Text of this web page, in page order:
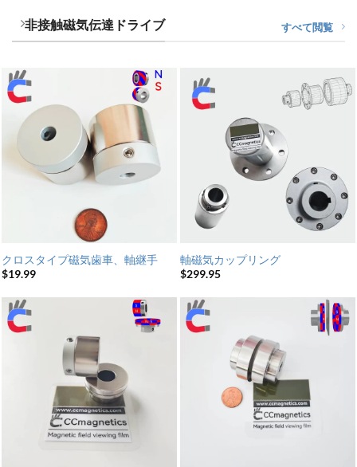
非接触磁気伝達ドライブ すべて閲覧
クロスタイプ磁気歯車、軸継手
$19.99
軸磁気カップリング
$299.95